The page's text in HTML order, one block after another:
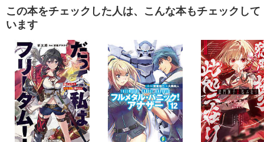
この本をチェックした人は、こんな本もチェックして
います